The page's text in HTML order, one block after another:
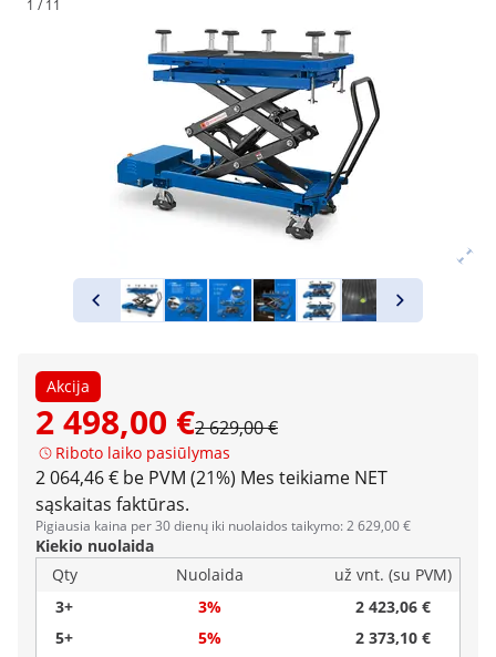
1 / 11
Akcija
2 498,00 €2 629,00 €
Riboto laiko pasiūlymas
2 064,46 € be PVM (21%) Mes teikiame NET
sąskaitas faktūras.
Pigiausia kaina per 30 dienų iki nuolaidos taikymo: 2 629,00 €
Kiekio nuolaida
Qty
Nuolaida
už vnt. (su PVM)
3+
3%
2 423,06 €
5+
5%
2 373,10 €